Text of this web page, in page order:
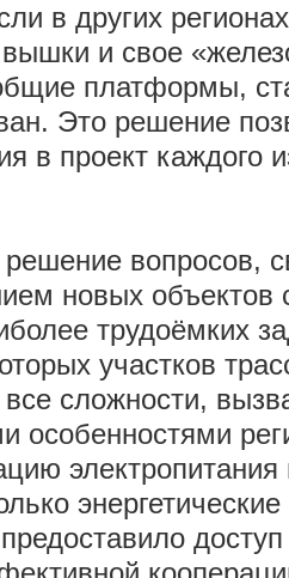
в других
вышки и свое
платформы,
Это решение
в проект каждого
вопросов,
новых объектов
трудоёмких
участков
все сложности,
особенностями